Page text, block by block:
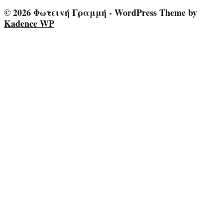
© 2026 Φωτεινή Γραμμή - WordPress Theme by
Kadence WP